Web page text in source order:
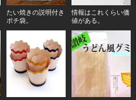
たい焼きの説明付き
ポチ袋。
情報はこれくらい価
値がある。